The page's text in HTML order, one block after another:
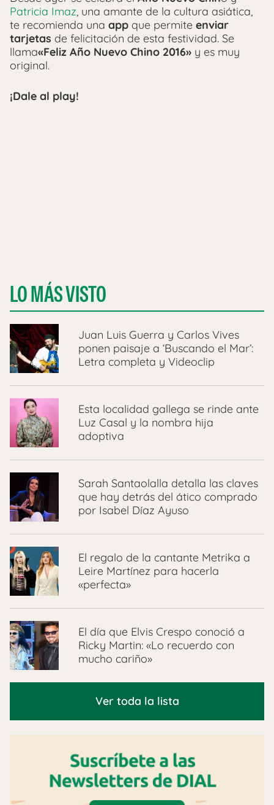
Patricia Imaz, una amante de la cultura asiática,
te recomienda una app que permite enviar
tarjetas de felicitación de esta festividad. Se
llama«Feliz Año Nuevo Chino 2016» y es muy
original.
¡Dale al play!
LO MÁS VISTO
Juan Luis Guerra y Carlos Vives
ponen paisaje a ‘Buscando el Mar’:
Letra completa y Videoclip
Esta localidad gallega se rinde ante
Luz Casal y la nombra hija
adoptiva
Sarah Santaolalla detalla las claves
que hay detrás del ático comprado
por Isabel Díaz Ayuso
El regalo de la cantante Metrika a
Leire Martínez para hacerla
«perfecta»
El día que Elvis Crespo conoció a
Ricky Martin: «Lo recuerdo con
mucho cariño»
Ver toda la lista